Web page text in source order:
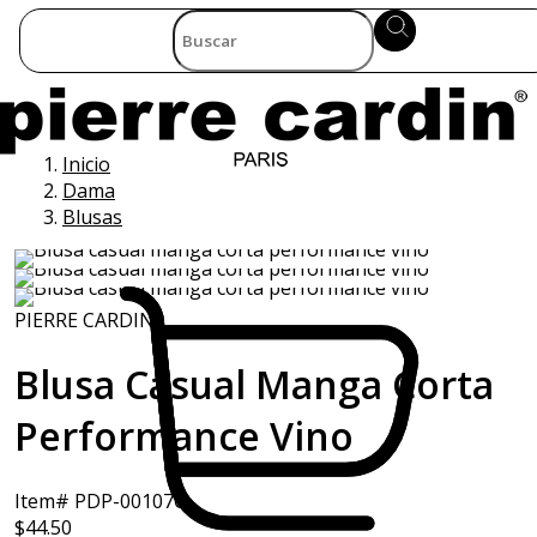
Inicio
Dama
Blusas
PIERRE CARDIN
Blusa Casual Manga Corta
Performance Vino
Item# PDP-00107C
$44.50